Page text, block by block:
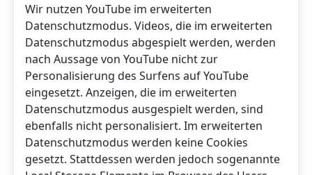
Wir nutzen YouTube im erweiterten
Datenschutzmodus. Videos, die im erweiterten
Datenschutzmodus abgespielt werden, werden
nach Aussage von YouTube nicht zur
Personalisierung des Surfens auf YouTube
eingesetzt. Anzeigen, die im erweiterten
Datenschutzmodus ausgespielt werden, sind
ebenfalls nicht personalisiert. Im erweiterten
Datenschutzmodus werden keine Cookies
gesetzt. Stattdessen werden jedoch sogenannte